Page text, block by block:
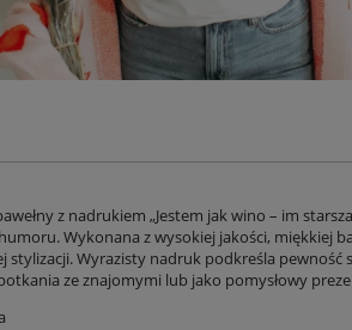
z nadrukiem „Jestem jak wino – im
Wykonana z wysokiej jakości, miękkiej
stylizacji. Wyrazisty nadruk podkreśla
ze znajomymi lub jako pomysłowy